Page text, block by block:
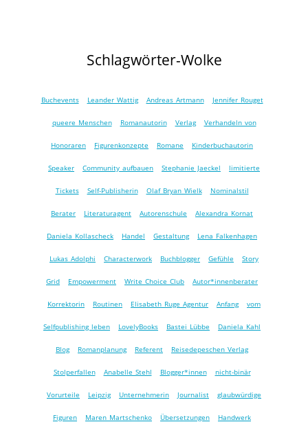
Schlagwörter-Wolke
Buchevents Leander Wattig Andreas Artmann Jennifer Rouget
queere Menschen Romanautorin Verlag Verhandeln von
Honoraren Figurenkonzepte Romane Kinderbuchautorin
Speaker Community aufbauen Stephanie Jaeckel limitierte
Tickets Self-Publisherin Olaf Bryan Wielk Nominalstil
Berater Literaturagent Autorenschule Alexandra Kornat
Daniela Kollascheck Handel Gestaltung Lena Falkenhagen
Lukas Adolphi Characterwork Buchblogger Gefühle Story
Grid Empowerment Write Choice Club Autor*innenberater
Korrektorin Routinen Elisabeth Ruge Agentur Anfang vom
Selfpublishing leben LovelyBooks Bastei Lübbe Daniela Kahl
Blog Romanplanung Referent Reisedepeschen Verlag
Stolperfallen Anabelle Stehl Blogger*innen nicht-binär
Vorurteile Leipzig Unternehmerin Journalist glaubwürdige
Figuren Maren Martschenko Übersetzungen Handwerk